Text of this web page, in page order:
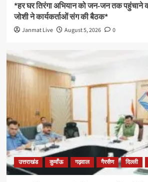
*हर घर तिरंगा अभियान को जन-जन तक पहुंचाने
जोशी ने कार्यकर्ताओं संग की बैठक*
Janmat Live August 5, 2026 0
उत्तराखंड कुमाँऊ गढ़वाल गैरसैण दिल्ली